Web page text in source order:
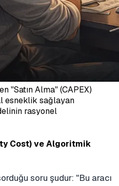
"Satın Alma" (CAPEX)
esneklik sağlayan
rasyonel
Cost) ve Algoritmik
soru şudur: "Bu aracı